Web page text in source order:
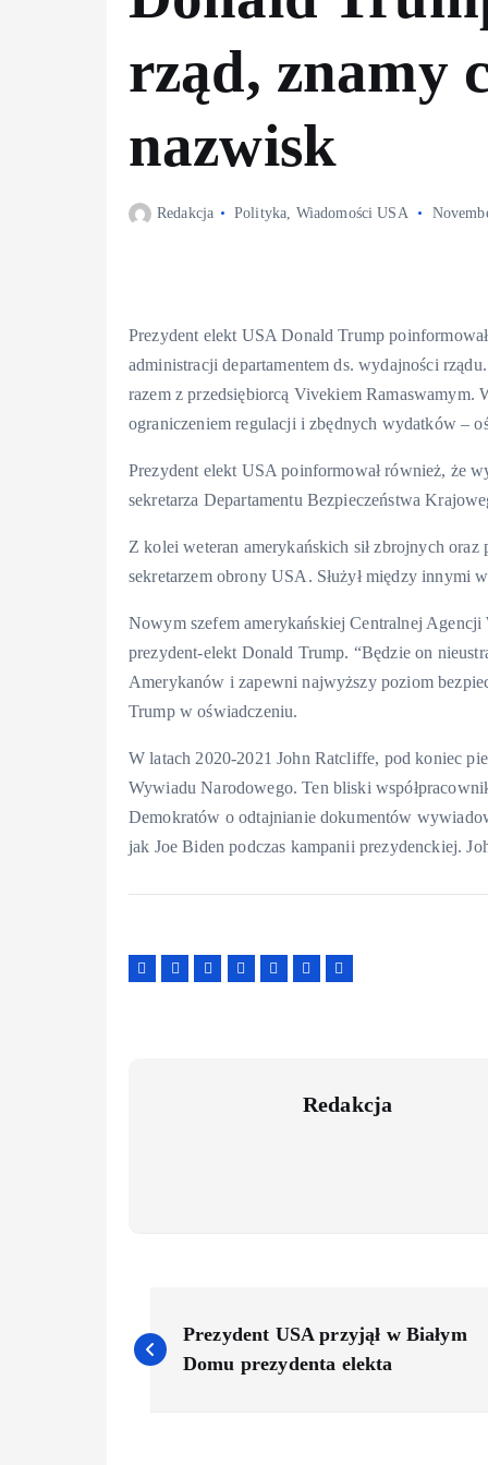
rząd, znamy
nazwisk
Redakcja Polityka, Wiadomości USA
Prezydent elekt USA Donald Trump
administracji departamentem ds. wydajności
razem z przedsiębiorcą Vivekiem Ramaswamym.
ograniczeniem regulacji i zbędnych wydatków –
Prezydent elekt USA poinformował również, że
sekretarza Departamentu Bezpieczeństwa
Z kolei weteran amerykańskich sił zbrojnych
sekretarzem obrony USA. Służył między innymi
Nowym szefem amerykańskiej Centralnej
prezydent-elekt Donald Trump. “Będzie on
Amerykanów i zapewni najwyższy poziom
Trump w oświadczeniu.
W latach 2020-2021 John Ratcliffe, pod koniec
Wywiadu Narodowego. Ten bliski
Demokratów o odtajnianie dokumentów
jak Joe Biden podczas kampanii prezydenckiej.
Redakcja
o
Prezydent USA przyjął w Białym
Domu prezydenta elekta